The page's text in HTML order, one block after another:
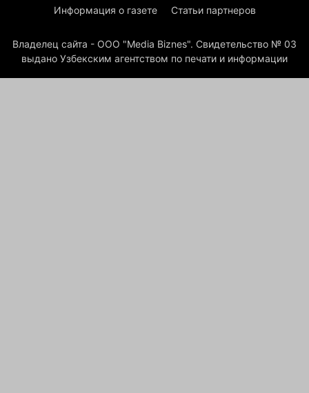
Информация о газете Статьи партнеров
Владелец сайта - ООО "Media Biznes". Свидетельство № 03
выдано Узбекским агентством по печати и информации